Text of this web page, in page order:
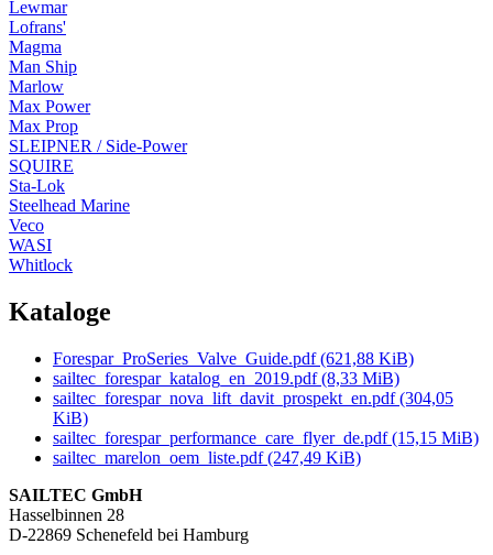
Lewmar
Lofrans'
Magma
Man Ship
Marlow
Max Power
Max Prop
SLEIPNER / Side-Power
SQUIRE
Sta-Lok
Steelhead Marine
Veco
WASI
Whitlock
Kataloge
Forespar_ProSeries_Valve_Guide.pdf(621,88 KiB)
sailtec_forespar_katalog_en_2019.pdf(8,33 MiB)
sailtec_forespar_nova_lift_davit_prospekt_en.pdf(304,05
KiB)
sailtec_forespar_performance_care_flyer_de.pdf(15,15 MiB)
sailtec_marelon_oem_liste.pdf(247,49 KiB)
SAILTEC GmbH
Hasselbinnen 28
D-22869 Schenefeld bei Hamburg